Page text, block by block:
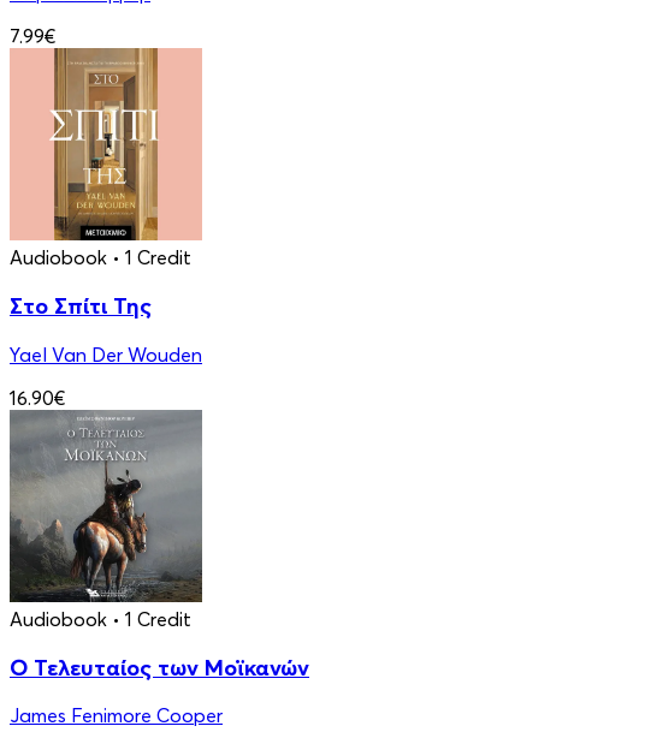
7.99€
Audiobook • 1 Credit
Στο Σπίτι Της
Yael Van Der Wouden
16.90€
Audiobook • 1 Credit
Ο Τελευταίος των Μοϊκανών
James Fenimore Cooper